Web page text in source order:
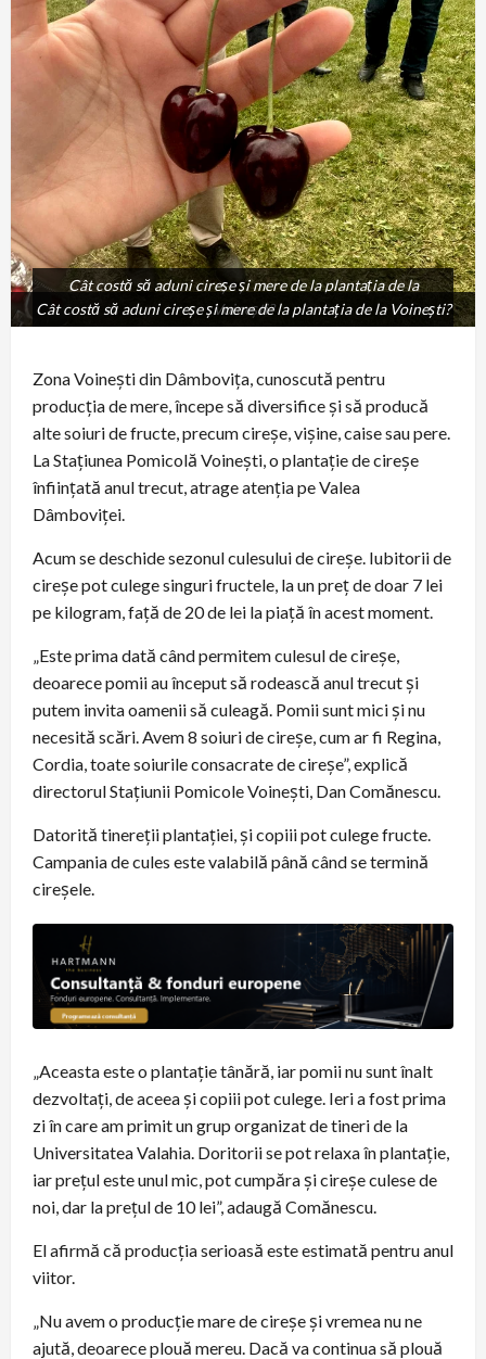
Cât costă să aduni cireșe și mere de la plantația de la
Voinești?
Cât costă să aduni cireșe și mere de la plantația de la Voinești?
Zona Voinești din Dâmbovița, cunoscută pentru
producția de mere, începe să diversifice și să producă
alte soiuri de fructe, precum cireșe, vișine, caise sau pere.
La Stațiunea Pomicolă Voinești, o plantație de cireșe
înființată anul trecut, atrage atenția pe Valea
Dâmboviței.
Acum se deschide sezonul culesului de cireșe. Iubitorii de
cireșe pot culege singuri fructele, la un preț de doar 7 lei
pe kilogram, față de 20 de lei la piață în acest moment.
„Este prima dată când permitem culesul de cireșe,
deoarece pomii au început să rodească anul trecut și
putem invita oamenii să culeagă. Pomii sunt mici și nu
necesită scări. Avem 8 soiuri de cireșe, cum ar fi Regina,
Cordia, toate soiurile consacrate de cireșe”, explică
directorul Stațiunii Pomicole Voinești, Dan Comănescu.
Datorită tinereții plantației, și copiii pot culege fructe.
Campania de cules este valabilă până când se termină
cireșele.
„Aceasta este o plantație tânără, iar pomii nu sunt înalt
dezvoltați, de aceea și copiii pot culege. Ieri a fost prima
zi în care am primit un grup organizat de tineri de la
Universitatea Valahia. Doritorii se pot relaxa în plantație,
iar prețul este unul mic, pot cumpăra și cireșe culese de
noi, dar la prețul de 10 lei”, adaugă Comănescu.
El afirmă că producția serioasă este estimată pentru anul
viitor.
„Nu avem o producție mare de cireșe și vremea nu ne
ajută, deoarece plouă mereu. Dacă va continua să plouă